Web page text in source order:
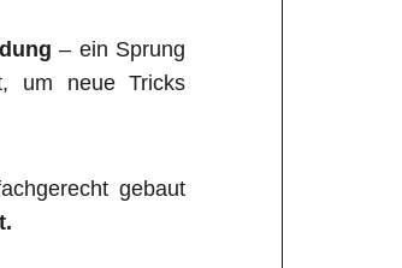
– ein Sprung
um neue Tricks
gebaut